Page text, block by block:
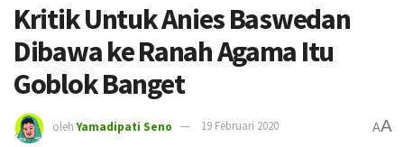
Kritik Untuk Anies Baswedan
Dibawa ke Ranah Agama Itu
Goblok Banget
oleh Yamadipati Seno 19 Februari 2020 AA